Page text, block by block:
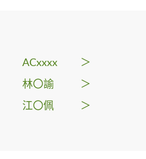
ACxxxx ＞
林〇諭 ＞
江〇佩 ＞